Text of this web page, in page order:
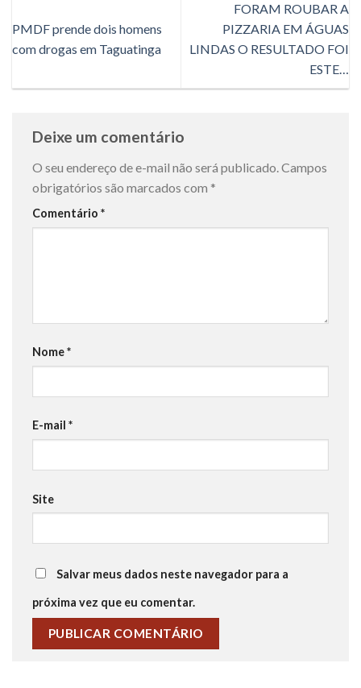
PMDF prende dois homens
com drogas em Taguatinga
FORAM ROUBAR A
PIZZARIA EM ÁGUAS
LINDAS O RESULTADO FOI
ESTE…
Deixe um comentário
O seu endereço de e-mail não será publicado.Campos
obrigatórios são marcados com *
Comentário *
Nome*
E-mail *
Site
Salvar meus dados neste navegador para a
próxima vez que eu comentar.